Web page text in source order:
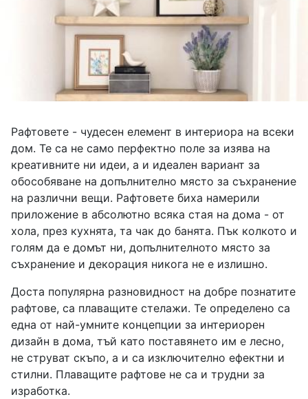
Рафтовете - чудесен елемент в интериора на всеки
дом. Те са не само перфектно поле за изява на
креативните ни идеи, а и идеален вариант за
обособяване на допълнително място за съхранение
на различни вещи. Рафтовете биха намерили
приложение в абсолютно всяка стая на дома - от
хола, през кухнята, та чак до банята. Пък колкото и
голям да е домът ни, допълнителното място за
съхранение и декорация никога не е излишно.
Доста популярна разновидност на добре познатите
рафтове, са плаващите стелажи. Те определено са
една от най-умните концепции за интериорен
дизайн в дома, тъй като поставянето им е лесно,
не струват скъпо, а и са изключително ефектни и
стилни. Плаващите рафтове не са и трудни за
изработка.